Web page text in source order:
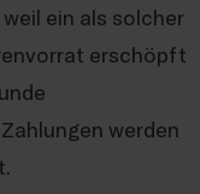
ein als solcher
erschöpft
werden